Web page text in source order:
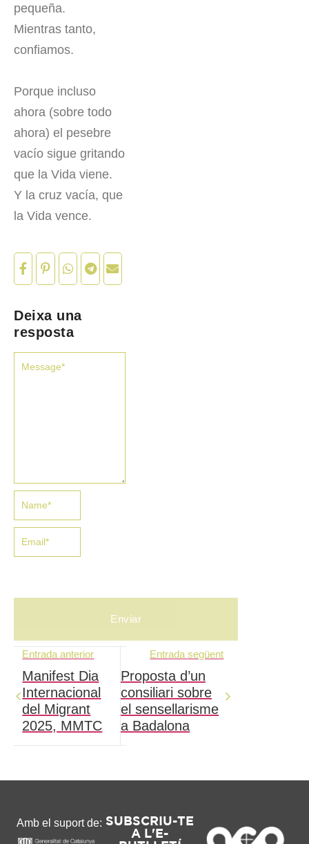
pequeña.
Mientras tanto,
confiamos.
Porque incluso
ahora (sobre todo
ahora) el pesebre
vacío sigue gritando
que la Vida viene.
Y la cruz vacía, que
la Vida vence.
Deixa una
resposta
Entrada anterior
Manifest Dia
Internacional
del Migrant
2025, MMTC
Entrada següent
Proposta d’un
consiliari sobre
el sensellarisme
a Badalona
Amb el suport de: SUBSCRIU-TE
A L'E-